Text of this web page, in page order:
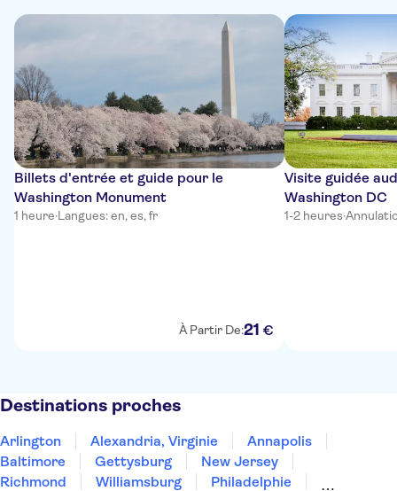
Billets d'entrée et guide pour le
Washington Monument
1 heure·Langues: en, es, fr
À Partir De:21 €
Visite guidée
Washington DC
1-2 heures·
Destinations proches
Arlington Alexandria, Virginie
Annapolis
Baltimore
Gettysburg
New Jersey
Richmond
Williamsburg
Philadelphie